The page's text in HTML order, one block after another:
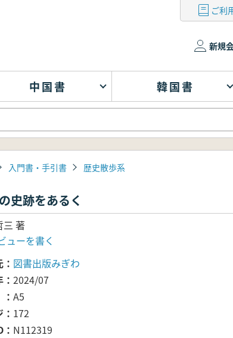
ご利
新規
中国書 韓国書
入門書・手引書 歴史散歩系
史跡をあるく
三 著
ューを書く
図書出版みぎわ
2024/07
A5
172
N112319